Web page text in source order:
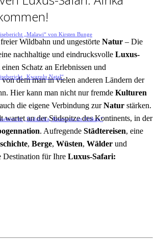
„Malawi“ von Kirsten Bunge
„Kwazulu Natal“
„Südafrika, Reservate im Ostkap“
Wildbahn und ungestörte Natur – Die
nachhaltige und eindrucksvolle Luxus-
einen Schatz an Erlebnissen und
dem man in vielen anderen Ländern der
Hier kann man nicht nur fremde Kulturen
die eigene Verbindung zurNatur stärken.
an der Südspitze des Kontinents, in der
. Aufregende Städtereisen, eine
, Berge, Wüsten, Wälder und
Destination für Ihre Luxus-Safari: